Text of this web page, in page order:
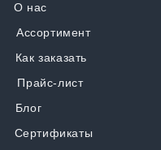
О нас
Ассортимент
Как заказать
Прайс-лист
Блог
Сертификаты